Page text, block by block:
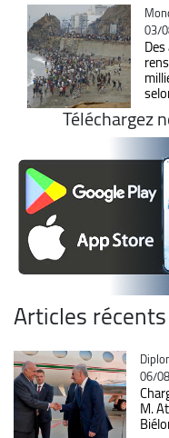
03/
Téléchargez
Articles récents
06/
M.